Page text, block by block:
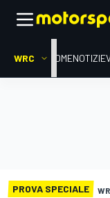
WRC HOMENOTIZIE
PROVA SPECIALE